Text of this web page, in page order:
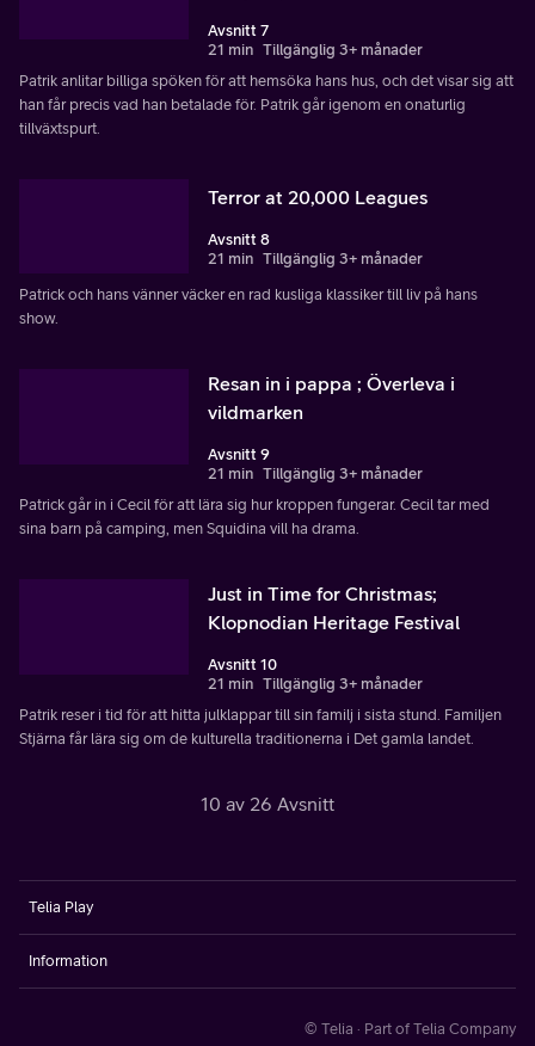
Avsnitt 7
21 min Tillgänglig 3+ månader
Patrik anlitar billiga spöken för att hemsöka hans hus, och det visar sig att
han får precis vad han betalade för. Patrik går igenom en onaturlig
tillväxtspurt.
Terror at 20,000 Leagues
Avsnitt 8
21 min Tillgänglig 3+ månader
Patrick och hans vänner väcker en rad kusliga klassiker till liv på hans
show.
Resan in i pappa ; Överleva i
vildmarken
Avsnitt 9
21 min Tillgänglig 3+ månader
Patrick går in i Cecil för att lära sig hur kroppen fungerar. Cecil tar med
sina barn på camping, men Squidina vill ha drama.
Just in Time for Christmas;
Klopnodian Heritage Festival
Avsnitt 10
21 min Tillgänglig 3+ månader
Patrik reser i tid för att hitta julklappar till sin familj i sista stund. Familjen
Stjärna får lära sig om de kulturella traditionerna i Det gamla landet.
10 av 26 Avsnitt
Telia Play
Information
© Telia · Part of Telia Company